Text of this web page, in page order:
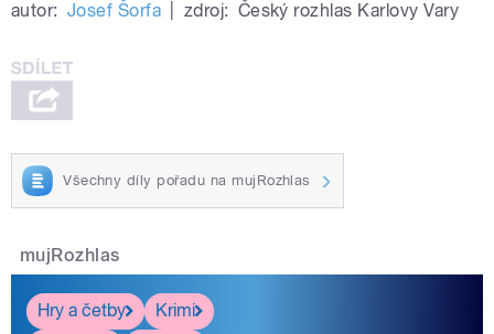
autor: Josef Šorfa zdroj: Český rozhlas Karlovy Vary
Všechny díly pořadu na mujRozhlas
mujRozhlas
Hry a četby Krimi